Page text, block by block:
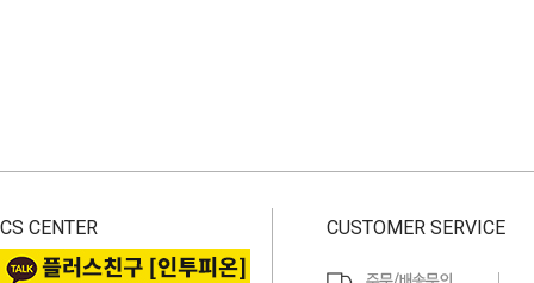
CS CENTER CUSTOMER SERVICE